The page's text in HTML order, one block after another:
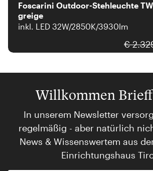
Foscarini Outdoor-Stehleuchte
greige
inkl. LED 32W/2850K/3930lm
€
Willkommen
In unserem Newsletter
regelmäßig - aber natürlich
News & Wissenswertem aus
Einrichtungshaus